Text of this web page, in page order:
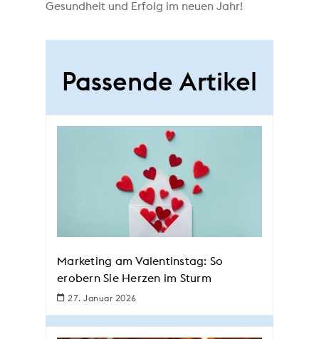
Gesundheit und Erfolg im neuen Jahr!
Passende Artikel
Marketing am Valentinstag: So
erobern Sie Herzen im Sturm
27. Januar 2026